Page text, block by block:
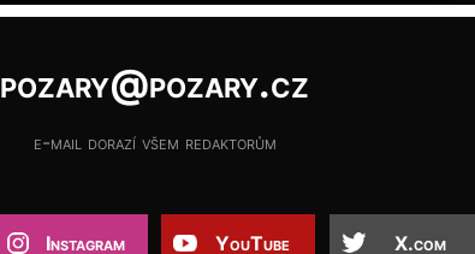
pozary@pozary.cz
e-mail dorazí všem redaktorům
Instagram YouTube X.com